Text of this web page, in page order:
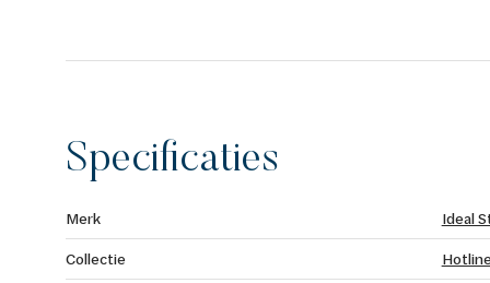
Specificaties
Merk
Ideal
Collectie